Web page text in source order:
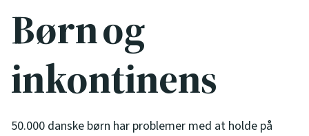
Børn og
inkontinens
50.000 danske børn har problemer med at holde på